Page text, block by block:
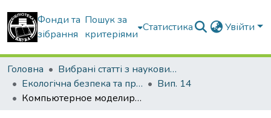
Фонди та
зібрання
Пошук за
критеріями
Статистика Увійти
Головна
Вибрані статті з наукових збірників КНУБА
Екологічна безпека та природокористування
Вип. 14
Компьютерное моделирование радиационно-стимулированных процессов в минералах в связи с решением минералогических, материаловедческих и экологических задач (часть вторая)